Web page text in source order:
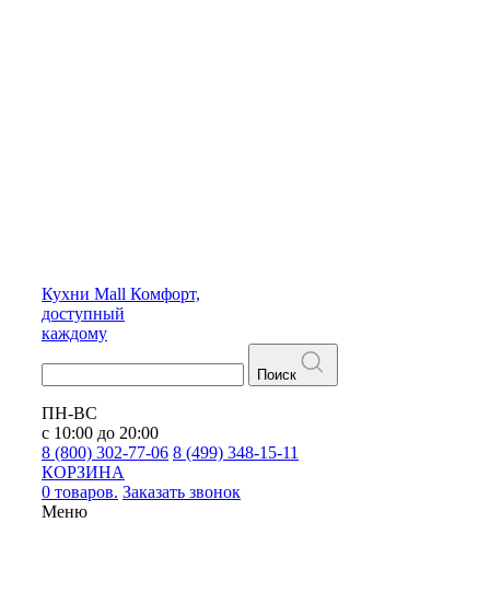
Кухни Mall Комфорт,
доступный
каждому
Поиск
ПН-ВС
с 10:00 до 20:00
8 (800) 302-77-06 8 (499) 348-15-11
КОРЗИНА
0 товаров. Заказать звонок
Меню